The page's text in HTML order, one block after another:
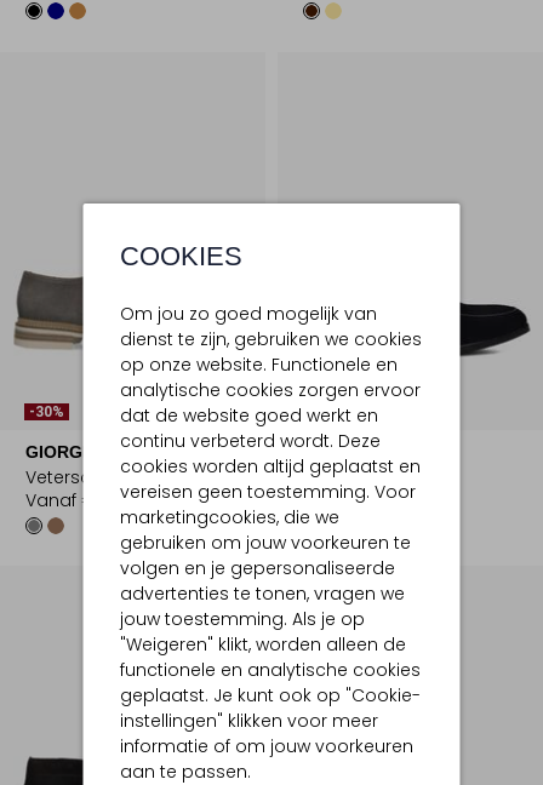
COOKIES
Om jou zo goed mogelijk van
dienst te zijn, gebruiken we cookies
op onze website. Functionele en
analytische cookies zorgen ervoor
dat de website goed werkt en
continu verbeterd wordt. Deze
cookies worden altijd geplaatst en
vereisen geen toestemming. Voor
marketingcookies, die we
gebruiken om jouw voorkeuren te
volgen en je gepersonaliseerde
advertenties te tonen, vragen we
jouw toestemming. Als je op
"Weigeren" klikt, worden alleen de
functionele en analytische cookies
geplaatst. Je kunt ook op "Cookie-
instellingen" klikken voor meer
informatie of om jouw voorkeuren
aan te passen.
-30%
GIORGIO
Veterschoenen
Vanaf € 139,99
-30%
STEFANO LAURAN
Veterschoenen
€ 229,99 € 160,99